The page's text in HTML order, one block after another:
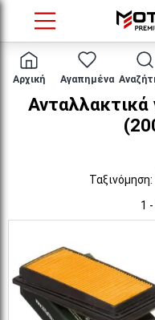
Αρχική Αγαπημένα
HOME Μάρκα/μοντέλο
Ανταλλακτικά
Ταξινόμηση:
1